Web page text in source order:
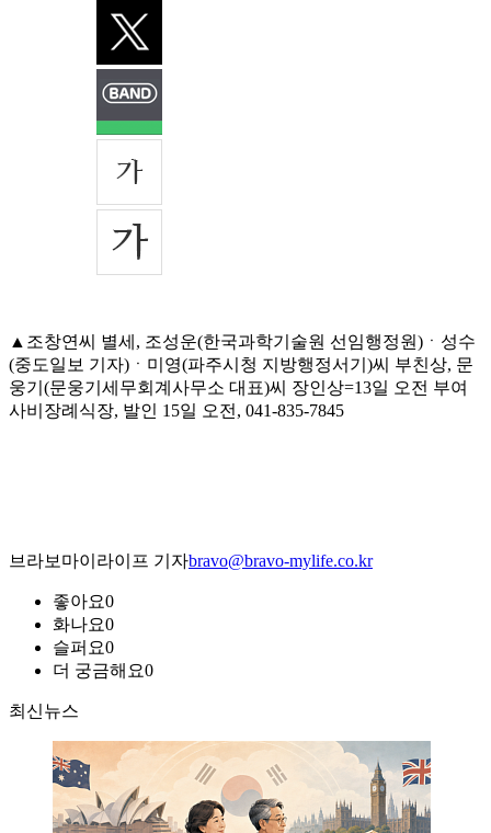
▲조창연씨 별세, 조성운(한국과학기술원 선임행정원)ㆍ성수
(중도일보 기자)ㆍ미영(파주시청 지방행정서기)씨 부친상, 문
웅기(문웅기세무회계사무소 대표)씨 장인상=13일 오전 부여
사비장례식장, 발인 15일 오전, 041-835-7845
브라보마이라이프 기자bravo@bravo-mylife.co.kr
좋아요0
화나요0
슬퍼요0
더 궁금해요0
최신뉴스